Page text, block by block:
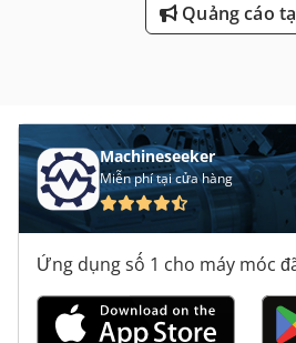
Quảng cáo
Machineseeker
Miễn phí tại cửa hàng
Ứng dụng số 1 cho máy móc